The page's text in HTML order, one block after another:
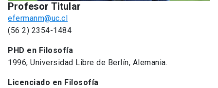
Profesor Titular
efermanm@uc.cl
(56 2) 2354-1484
PHD en Filosofía
1996, Universidad Libre de Berlín, Alemania.
Licenciado en Filosofía